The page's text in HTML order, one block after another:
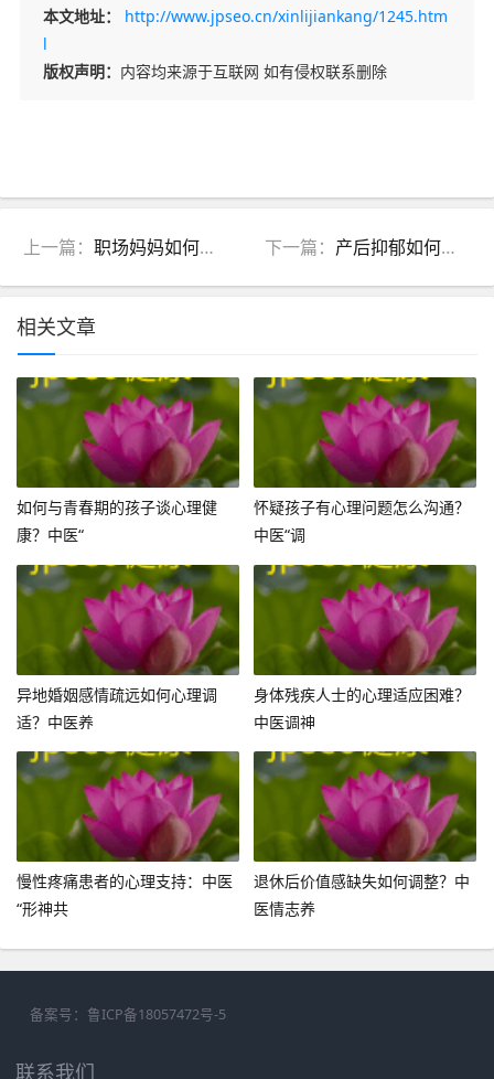
本文地址：
http://www.jpseo.cn/xinlijiankang/1245.htm
l
版权声明： 内容均来源于互联网 如有侵权联系删除
上一篇： 职场妈妈如何缓解压力和焦虑？中医调理肝脾，5招找回内心平静 下一篇： 产后抑郁如何自救和寻求帮助？中医“调肝养心”5步法
相关文章
如何与青春期的孩子谈心理健
康？中医“
怀疑孩子有心理问题怎么沟通？
中医“调
异地婚姻感情疏远如何心理调
适？中医养
身体残疾人士的心理适应困难？
中医调神
慢性疼痛患者的心理支持：中医
“形神共
退休后价值感缺失如何调整？中
医情志养
备案号： 鲁ICP备18057472号-5
联系我们